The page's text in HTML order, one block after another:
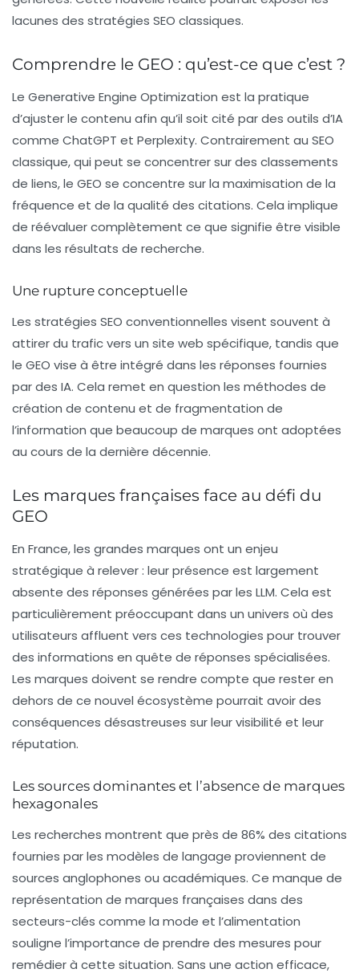
lacunes des stratégies SEO classiques.
Comprendre le GEO : qu’est-ce que c’est ?
Le Generative Engine Optimization est la pratique
d’ajuster le contenu afin qu’il soit cité par des outils d’IA
comme ChatGPT et Perplexity. Contrairement au SEO
classique, qui peut se concentrer sur des classements
de liens, le GEO se concentre sur la maximisation de la
fréquence et de la qualité des citations. Cela implique
de réévaluer complètement ce que signifie être visible
dans les résultats de recherche.
Une rupture conceptuelle
Les stratégies SEO conventionnelles visent souvent à
attirer du trafic vers un site web spécifique, tandis que
le GEO vise à être intégré dans les réponses fournies
par des IA. Cela remet en question les méthodes de
création de contenu et de fragmentation de
l’information que beaucoup de marques ont adoptées
au cours de la dernière décennie.
Les marques françaises face au défi du
GEO
En France, les grandes marques ont un enjeu
stratégique à relever : leur présence est largement
absente des réponses générées par les LLM. Cela est
particulièrement préoccupant dans un univers où des
utilisateurs affluent vers ces technologies pour trouver
des informations en quête de réponses spécialisées.
Les marques doivent se rendre compte que rester en
dehors de ce nouvel écosystème pourrait avoir des
conséquences désastreuses sur leur visibilité et leur
réputation.
Les sources dominantes et l’absence de marques
hexagonales
Les recherches montrent que près de 86% des citations
fournies par les modèles de langage proviennent de
sources anglophones ou académiques. Ce manque de
représentation de marques françaises dans des
secteurs-clés comme la mode et l’alimentation
souligne l’importance de prendre des mesures pour
remédier à cette situation. Sans une action efficace,